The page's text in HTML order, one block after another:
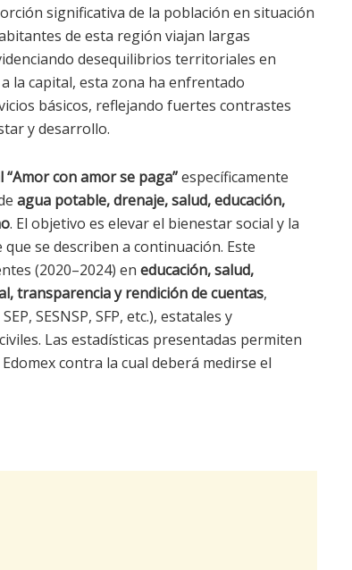
significativa de la población en situación
de esta región viajan largas
desequilibrios territoriales en
la capital, esta zona ha enfrentado
básicos, reflejando fuertes contrastes
y desarrollo.
con amor se paga”específicamente
agua potable, drenaje, salud, educación,
. El objetivo es elevar el bienestar social y la
se describen a continuación. Este
(2020–2024) en educación, salud,
transparencia y rendición de cuentas,
SESNSP, SFP, etc.), estatales y
Las estadísticas presentadas permiten
contra la cual deberá medirse el